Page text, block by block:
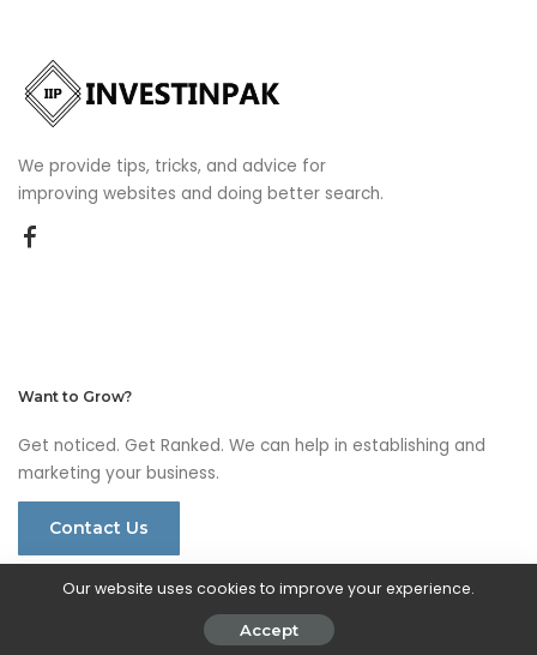
We provide tips, tricks, and advice for
improving websites and doing better search.
Want to Grow?
Get noticed. Get Ranked. We can help in establishing and
marketing your business.
Contact Us
©2021 Investinpak - All Rights Reserved
Our website uses cookies to improve your experience.
Accept